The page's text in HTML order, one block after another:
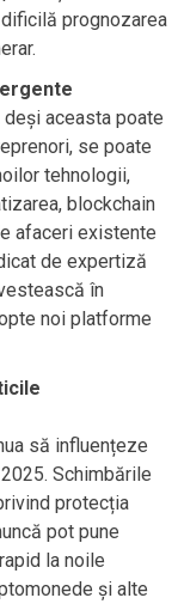
prognozarea
aceasta poate
se poate
tehnologii,
blockchain
afaceri existente
de expertiză
în
noi platforme
să influențeze
Schimbările
protecția
pot pune
la noile
și alte